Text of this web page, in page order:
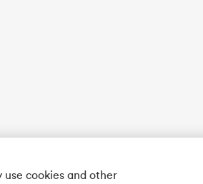
cookies and other